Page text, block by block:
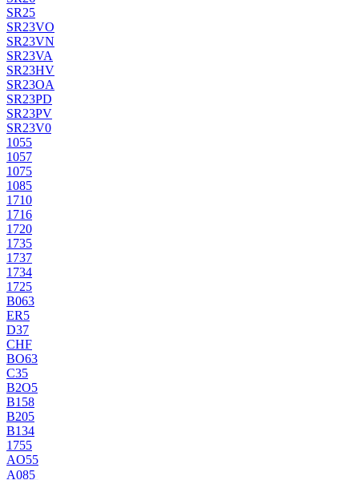
SR25
SR23VO
SR23VN
SR23VA
SR23HV
SR23OA
SR23PD
SR23PV
SR23V0
1055
1057
1075
1085
1710
1716
1720
1735
1737
1734
1725
B063
ER5
D37
CHF
BO63
C35
B2O5
B158
B205
B134
1755
AO55
A085